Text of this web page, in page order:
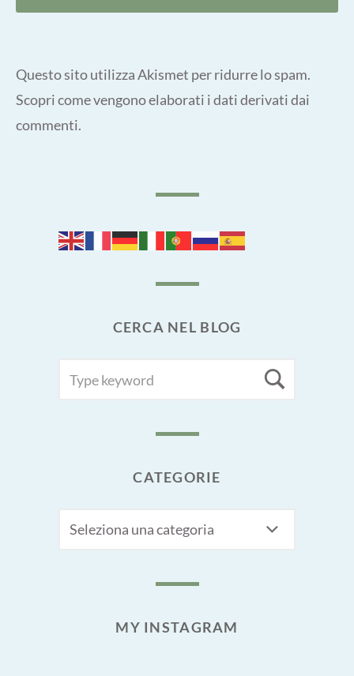
Questo sito utilizza Akismet per ridurre lo spam.
Scopri come vengono elaborati i dati derivati dai
commenti.
CERCA NEL BLOG
FOR:
CATEGORIE
MY INSTAGRAM